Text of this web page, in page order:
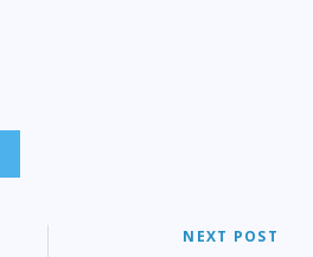
NEXT POST